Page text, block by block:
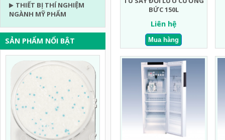
THIẾT BỊ THÍ NGHIỆM
NGÀNH MỸ PHẨM
SẢN PHẨM NỔI BẬT
BỨC 150L
Liên hệ